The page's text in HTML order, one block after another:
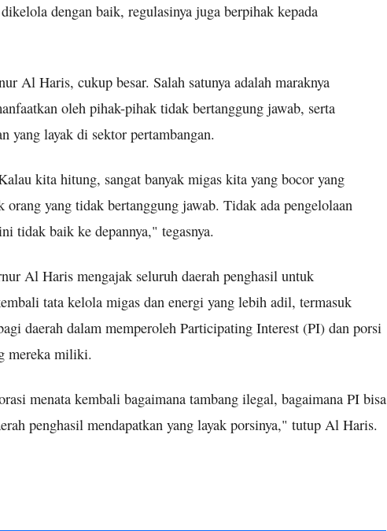
dengan baik, regulasinya juga berpihak kepada
Al Haris, cukup besar. Salah satunya adalah maraknya
oleh pihak-pihak tidak bertanggung jawab, serta
yang layak di sektor pertambangan.
kita hitung, sangat banyak migas kita yang bocor yang
yang tidak bertanggung jawab. Tidak ada pengelolaan
tidak baik ke depannya," tegasnya.
Al Haris mengajak seluruh daerah penghasil untuk
tata kelola migas dan energi yang lebih adil, termasuk
daerah dalam memperoleh Participating Interest (PI) dan porsi
mereka miliki.
menata kembali bagaimana tambang ilegal, bagaimana PI bisa
penghasil mendapatkan yang layak porsinya," tutup Al Haris.